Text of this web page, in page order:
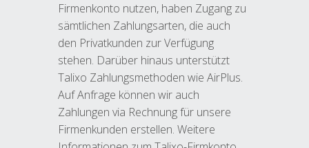
Firmenkonto nutzen, haben Zugang zu
sämtlichen Zahlungsarten, die auch
den Privatkunden zur Verfügung
stehen. Darüber hinaus unterstützt
Talixo Zahlungsmethoden wie AirPlus.
Auf Anfrage können wir auch
Zahlungen via Rechnung für unsere
Firmenkunden erstellen. Weitere